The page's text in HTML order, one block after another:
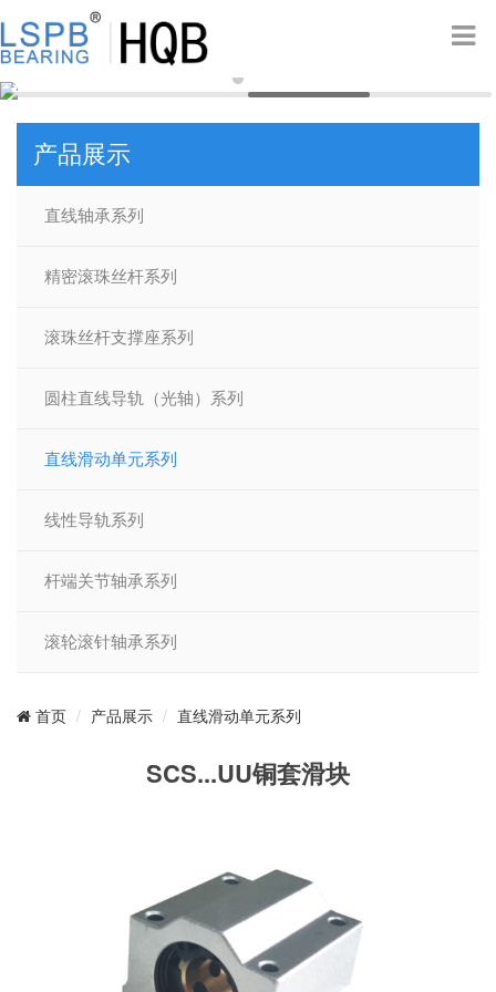
产品展示
直线轴承系列
精密滚珠丝杆系列
滚珠丝杆支撑座系列
圆柱直线导轨（光轴）系列
直线滑动单元系列
线性导轨系列
杆端关节轴承系列
滚轮滚针轴承系列
首页 产品展示 直线滑动单元系列
SCS...UU铜套滑块